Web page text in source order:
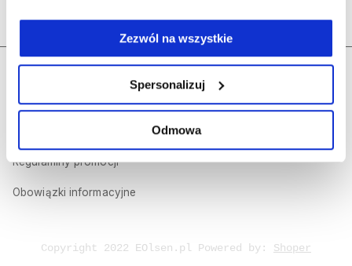
Zezwól na wszystkie
Spersonalizuj
Odmowa
Regulamin sklepu internetowego
Polityka prywatności
Regulaminy promocji
Obowiązki informacyjne
Dołącz do nas
Copyright 2022 EOlsen.pl Powered by: Shoper